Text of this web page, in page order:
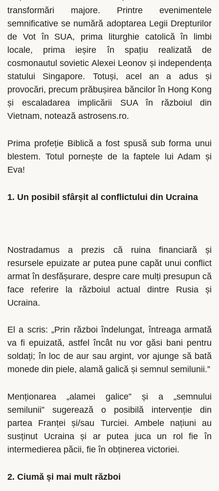
transformări majore. Printre evenimentele
semnificative se numără adoptarea Legii Drepturilor
de Vot în SUA, prima liturghie catolică în limbi
locale, prima ieșire în spațiu realizată de
cosmonautul sovietic Alexei Leonov și independența
statului Singapore. Totuși, acel an a adus și
provocări, precum prăbușirea băncilor în Hong Kong
și escaladarea implicării SUA în războiul din
Vietnam, notează astrosens.ro.
Prima profeție Biblică a fost spusă sub forma unui
blestem. Totul pornește de la faptele lui Adam și
Eva!
1. Un posibil sfârșit al conflictului din Ucraina
Nostradamus a prezis că ruina financiară și
resursele epuizate ar putea pune capăt unui conflict
armat în desfășurare, despre care mulți presupun că
face referire la războiul actual dintre Rusia și
Ucraina.
El a scris: „Prin război îndelungat, întreaga armată
va fi epuizată, astfel încât nu vor găsi bani pentru
soldați; în loc de aur sau argint, vor ajunge să bată
monede din piele, alamă galică și semnul semilunii.”
Menționarea „alamei galice” și a „semnului
semilunii” sugerează o posibilă intervenție din
partea Franței și/sau Turciei. Ambele națiuni au
susținut Ucraina și ar putea juca un rol fie în
intermedierea păcii, fie în obținerea victoriei.
2. Ciumă și mai mult război